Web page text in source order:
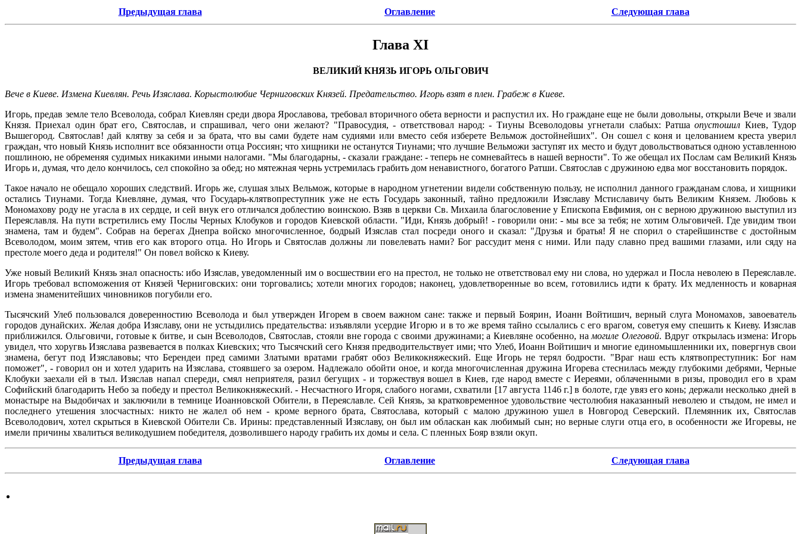
Предыдущая глава Оглавление Следующая глава
Глава XI
ВЕЛИКИЙ КНЯЗЬ ИГОРЬ ОЛЬГОВИЧ
Вече в Киеве. Измена Киевлян. Речь Изяслава. Корыстолюбие Черниговских Князей. Предательство. Игорь взят в плен. Грабеж в Киеве.
Игорь, предав земле тело Всеволода, собрал Киевлян среди двора Ярославова, требовал вторичного обета верности и распустил их. Но граждане еще не были довольны, открыли Вече и звали
Князя. Приехал один брат его, Святослав, и спрашивал, чего они желают? "Правосудия, - ответствовал народ: - Тиуны Всеволодовы угнетали слабых: Ратшаопустошил Киев, Тудор
Вышегород. Святослав! дай клятву за себя и за брата, что вы сами будете нам судиями или вместо себя изберете Вельмож достойнейших". Он сошел с коня и целованием креста уверил
граждан, что новый Князь исполнит все обязанности отца Россиян; что хищники не останутся Тиунами; что лучшие Вельможи заступят их место и будут довольствоваться одною уставленною
пошлиною, не обременяя судимых никакими иными налогами. "Мы благодарны, - сказали граждане: - теперь не сомневайтесь в нашей верности". То же обещал их Послам сам Великий Князь
Игорь и, думая, что дело кончилось, сел спокойно за обед; но мятежная чернь устремилась грабить дом ненавистного, богатого Ратши. Святослав с дружиною едва мог восстановить порядок.
Такое начало не обещало хороших следствий. Игорь же, слушая злых Вельмож, которые в народном угнетении видели собственную пользу, не исполнил данного гражданам слова, и хищники
остались Тиунами. Тогда Киевляне, думая, что Государь-клятвопреступник уже не есть Государь законный, тайно предложили Изяславу Мстиславичу быть Великим Князем. Любовь к
Мономахову роду не угасла в их сердце, и сей внук его отличался доблестию воинскою. Взяв в церкви Св. Михаила благословение у Епископа Евфимия, он с верною дружиною выступил из
Переяславля. На пути встретились ему Послы Черных Клобуков и городов Киевской области. "Иди, Князь добрый! - говорили они: - мы все за тебя; не хотим Ольговичей. Где увидим твои
знамена, там и будем". Собрав на берегах Днепра войско многочисленное, бодрый Изяслав стал посреди оного и сказал: "Друзья и братья! Я не спорил о старейшинстве с достойным
Всеволодом, моим зятем, чтив его как второго отца. Но Игорь и Святослав должны ли повелевать нами? Бог рассудит меня с ними. Или паду славно пред вашими глазами, или сяду на
престоле моего деда и родителя!" Он повел войско к Киеву.
Уже новый Великий Князь знал опасность: ибо Изяслав, уведомленный им о восшествии его на престол, не только не ответствовал ему ни слова, но удержал и Посла неволею в Переяславле.
Игорь требовал вспоможения от Князей Черниговских: они торговались; хотели многих городов; наконец, удовлетворенные во всем, готовились идти к брату. Их медленность и коварная
измена знаменитейших чиновников погубили его.
Тысячский Улеб пользовался доверенностию Всеволода и был утвержден Игорем в своем важном сане: также и первый Боярин, Иоанн Войтишич, верный слуга Мономахов, завоеватель
городов дунайских. Желая добра Изяславу, они не устыдились предательства: изъявляли усердие Игорю и в то же время тайно ссылались с его врагом, советуя ему спешить к Киеву. Изяслав
приближился. Ольговичи, готовые к битве, и сын Всеволодов, Святослав, стояли вне города с своими дружинами; а Киевляне особенно, намогиле Олеговой. Вдруг открылась измена: Игорь
увидел, что хоругвь Изяслава развевается в полках Киевских; что Тысячский сего Князя предводительствует ими; что Улеб, Иоанн Войтишич и многие единомышленники их, повергнув свои
знамена, бегут под Изяславовы; что Берендеи пред самими Златыми вратами грабят обоз Великокняжеский. Еще Игорь не терял бодрости. "Враг наш есть клятвопреступник: Бог нам
поможет", - говорил он и хотел ударить на Изяслава, стоявшего за озером. Надлежало обойти оное, и когда многочисленная дружина Игорева стеснилась между глубокими дебрями, Черные
Клобуки заехали ей в тыл. Изяслав напал спереди, смял неприятеля, разил бегущих - и торжествуя вошел в Киев, где народ вместе с Иереями, облаченными в ризы, проводил его в храм
Софийский благодарить Небо за победу и престол Великокняжеский. - Несчастного Игоря, слабого ногами, схватили [17 августа 1146 г.] в болоте, где увяз его конь; держали несколько дней в
монастыре на Выдобичах и заключили в темнице Иоанновской Обители, в Переяславле. Сей Князь, за кратковременное удовольствие честолюбия наказанный неволею и стыдом, не имел и
последнего утешения злосчастных: никто не жалел об нем - кроме верного брата, Святослава, который с малою дружиною ушел в Новгород Северский. Племянник их, Святослав
Всеволодович, хотел скрыться в Киевской Обители Св. Ирины: представленный Изяславу, он был им обласкан как любимый сын; но верные слуги отца его, в особенности же Игоревы, не
имели причины хвалиться великодушием победителя, дозволившего народу грабить их домы и села. С пленных Бояр взяли окуп.
Предыдущая глава Оглавление Следующая глава